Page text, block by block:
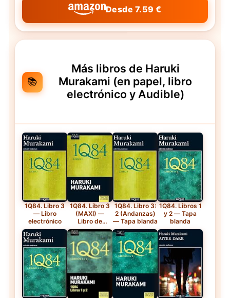
Desde 7.59 €
📚
Más libros de Haruki
Murakami (en papel, libro
electrónico y Audible)
1Q84. Libro 3
— Libro
electrónico
1Q84. Libro 3
(MAXI) —
Libro de
bolsillo
1Q84. Libro 3:
2 (Andanzas)
— Tapa blanda
1Q84. Libros 1
y 2 — Tapa
blanda